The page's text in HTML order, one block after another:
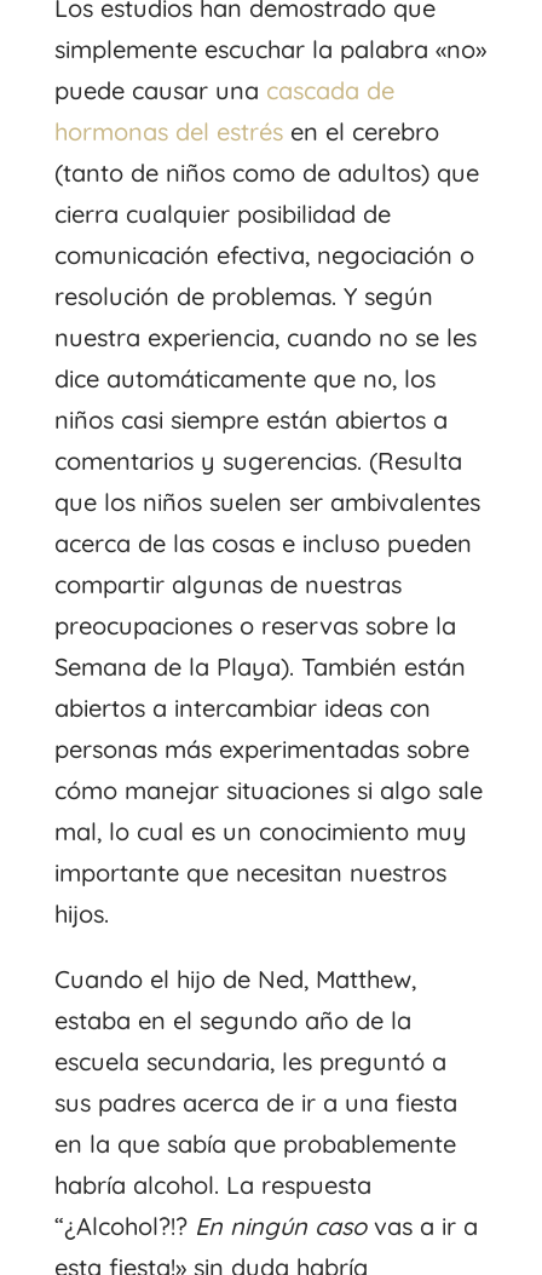
Los estudios han demostrado que
simplemente escuchar la palabra «no»
puede causar una cascada de
hormonas del estrésen el cerebro
(tanto de niños como de adultos) que
cierra cualquier posibilidad de
comunicación efectiva, negociación o
resolución de problemas. Y según
nuestra experiencia, cuando no se les
dice automáticamente que no, los
niños casi siempre están abiertos a
comentarios y sugerencias. (Resulta
que los niños suelen ser ambivalentes
acerca de las cosas e incluso pueden
compartir algunas de nuestras
preocupaciones o reservas sobre la
Semana de la Playa). También están
abiertos a intercambiar ideas con
personas más experimentadas sobre
cómo manejar situaciones si algo sale
mal, lo cual es un conocimiento muy
importante que necesitan nuestros
hijos.
Cuando el hijo de Ned, Matthew,
estaba en el segundo año de la
escuela secundaria, les preguntó a
sus padres acerca de ir a una fiesta
en la que sabía que probablemente
habría alcohol. La respuesta
“¿Alcohol?!? En ningún casovas a ir a
esta fiesta!» sin duda habría